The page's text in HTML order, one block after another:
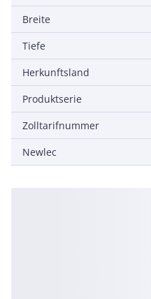
Breite
Tiefe
Herkunftsland
Produktserie
Zolltarifnummer
Newlec